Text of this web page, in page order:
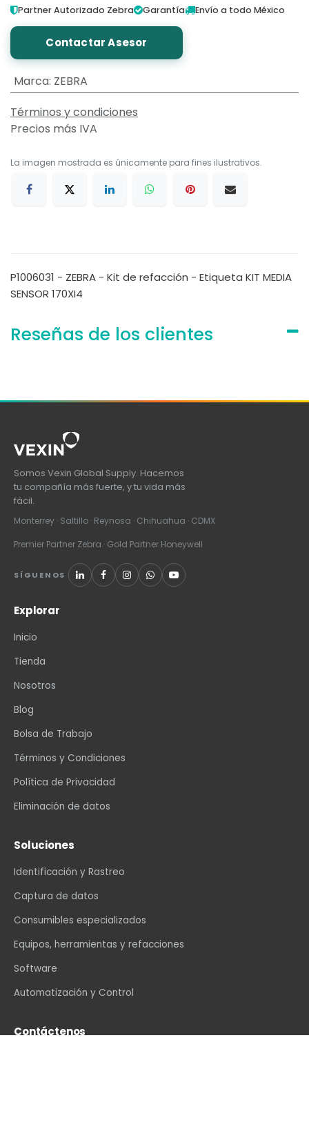
Partner Autorizado Zebra Garantía Envío a todo México
Contactar Asesor
Marca: ZEBRA
Términos y condiciones
Precios más IVA
La imagen mostrada es únicamente para fines ilustrativos.
P1006031 - ZEBRA - Kit de refacción - Etiqueta KIT MEDIA
SENSOR 170XI4
Reseñas de los clientes
Somos Vexin Global Supply. Hacemos
tu compañía más fuerte, y tu vida más
fácil.
Monterrey · Saltillo · Reynosa · Chihuahua · CDMX
Premier Partner Zebra · Gold Partner Honeywell
SÍGUENOS
Explorar
Inicio
Tienda
Nosotros
Blog
Bolsa de Trabajo
Términos y Condiciones
Política de Privacidad
Eliminación de datos
Soluciones
Identificación y Rastreo
Captura de datos
Consumibles especializados
Equipos, herramientas y refacciones
Software
Automatización y Control
Contáctenos